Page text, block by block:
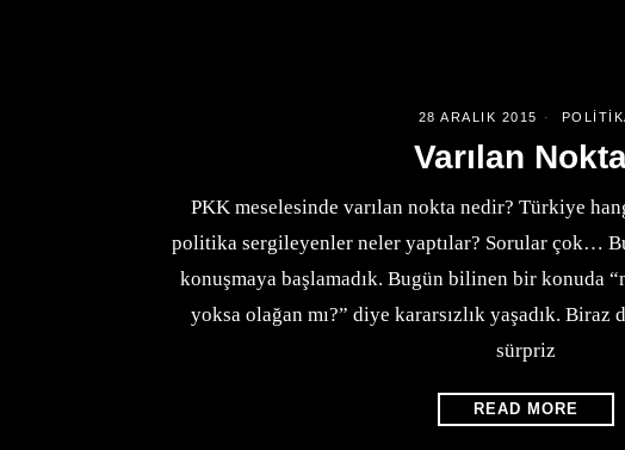
28 ARALIK 2015
Varılan
PKK meselesinde varılan nokta nedir? Türkiye
politika sergileyenler neler yaptılar? Sorular çok…
konuşmaya başlamadık. Bugün bilinen bir konuda
yoksa olağan mı?” diye kararsızlık yaşadık.
sürpriz
READ MORE